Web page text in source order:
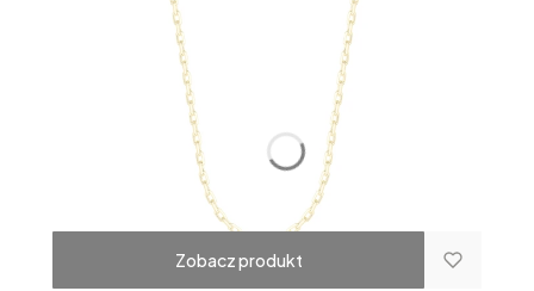
Zobacz produkt